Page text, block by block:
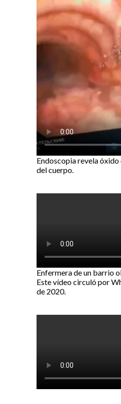
Endoscopia revela
del cuerpo.
Enfermera de un barrio
Este vídeo circuló por
de 2020.